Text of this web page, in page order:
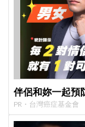
伴侶和妳一起預
PR・台灣癌症基金會